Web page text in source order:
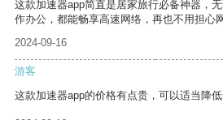
这款加速器app简直是居家旅行必备神器，
作办公，都能畅享高速网络，再也不用担心
2024-09-16
游客
这款加速器app的价格有点贵，可以适当降低